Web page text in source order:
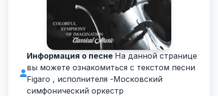
Информация о песне На данной странице
вы можете ознакомиться с текстом песни
Figaro , исполнителя -Московский
симфонический оркестр